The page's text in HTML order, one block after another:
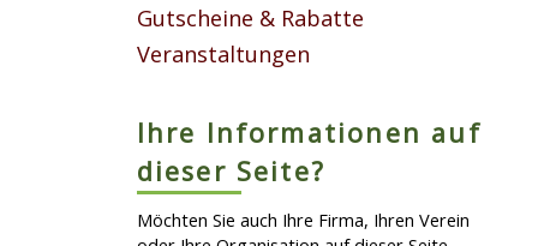
Gutscheine & Rabatte
Veranstaltungen
Ihre Informationen auf
dieser Seite?
Möchten Sie auch Ihre Firma, Ihren Verein